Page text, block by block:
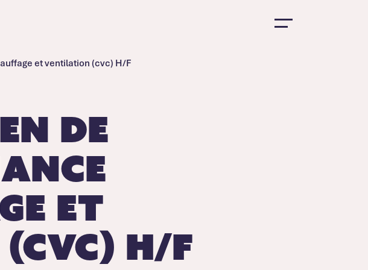
et ventilation (cvc) H/F
de
et
H/F